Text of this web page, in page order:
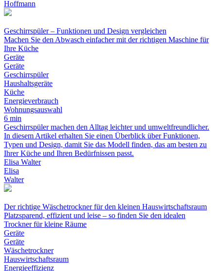
Hoffmann
Geschirrspüler – Funktionen und Design vergleichen
Machen Sie den Abwasch einfacher mit der richtigen Maschine für
Ihre Küche
Geräte
Geräte
Geschirrspüler
Haushaltsgeräte
Küche
Energieverbrauch
Wohnungsauswahl
6 min
Geschirrspüler machen den Alltag leichter und umweltfreundlicher.
In diesem Artikel erhalten Sie einen Überblick über Funktionen,
Typen und Design, damit Sie das Modell finden, das am besten zu
Ihrer Küche und Ihren Bedürfnissen passt.
Elisa Walter
Elisa
Walter
Der richtige Wäschetrockner für den kleinen Hauswirtschaftsraum
Platzsparend, effizient und leise – so finden Sie den idealen
Trockner für kleine Räume
Geräte
Geräte
Wäschetrockner
Hauswirtschaftsraum
Energieeffizienz